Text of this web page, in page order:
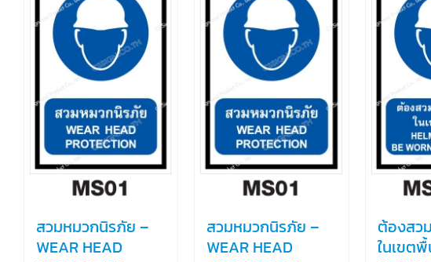
สวมหมวกนิรภัย –
WEAR HEAD
สวมหมวกนิรภัย –
WEAR HEAD
ต้องสว
ในเขต